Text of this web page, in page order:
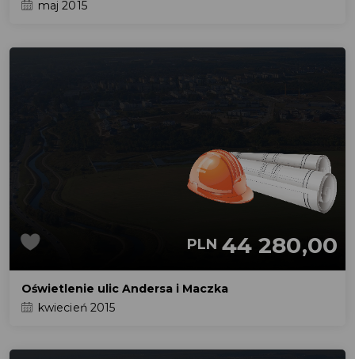
maj 2015
PLN 44 280,00
Oświetlenie ulic Andersa i Maczka
kwiecień 2015